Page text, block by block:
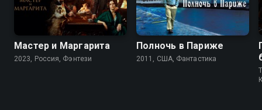
Мастер и Маргарита
2023, Россия, Фэнтези
Полночь в Париже
2011, США, Фантастика